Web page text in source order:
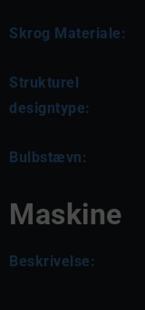
Skrog Materiale:
Strukturel
designtype:
Bulbstævn:
Maskine
Beskrivelse: